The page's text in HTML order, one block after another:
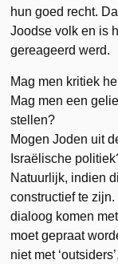
hun goed recht.
Joodse volk en is
gereageerd werd.
Mag men kritiek
Mag men een
stellen?
Mogen Joden uit
Israëlische
Natuurlijk, indien
constructief te
dialoog komen
moet gepraat
niet met